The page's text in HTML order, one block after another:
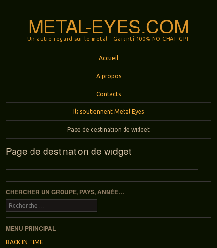
METAL-EYES.COM
Un autre regard sur le metal – Garanti 100% NO CHAT GPT
Accueil
A propos
Contacts
Ils soutiennent Metal Eyes
Page de destination de widget
Page de destination de widget
CHERCHER UN GROUPE, PAYS, ANNÉE…
Recherche
MENU PRINCIPAL
BACK IN TIME